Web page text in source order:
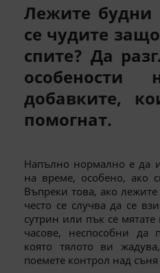
Лежите
се чудите
спите? Да
добавките,
помогнат.
Напълно нормално е да
на време, особено, ако
Въпреки това, ако
често се случва да се
сутрин или пък се
часове, неспособни да
която тялото ви
поемете контрол над съня